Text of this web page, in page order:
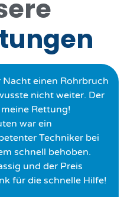
einen Rohrbruch
nicht weiter. Der
Rettung!
war ein
Techniker bei
schnell behoben.
und der Preis
für die schnelle Hilfe!